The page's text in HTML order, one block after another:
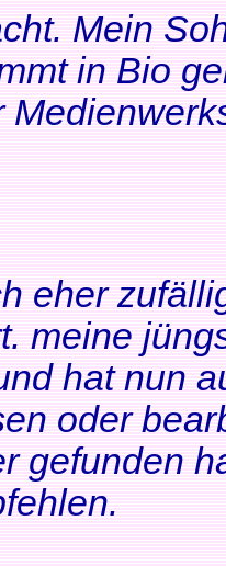
Mein
in Bio
eher
meine
hat nun
oder
gefunden